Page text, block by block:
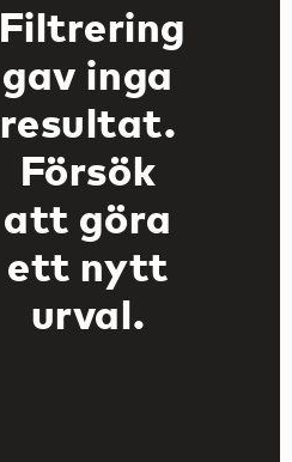
Filtrering
gav inga
resultat.
Försök
att göra
ett nytt
urval.